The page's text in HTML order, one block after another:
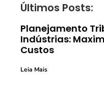
Últimos Posts:
Planejamento
Indústrias:
Custos
Leia Mais